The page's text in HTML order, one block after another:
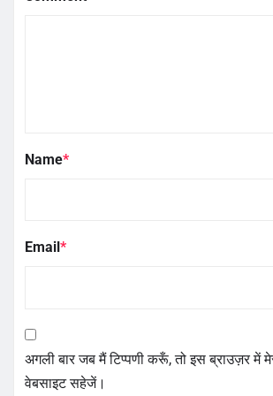
Name*
Email *
अगली बार जब मैं टिप्पणी करूँ, तो इस ब्राउज़र में
वेबसाइट सहेजें।